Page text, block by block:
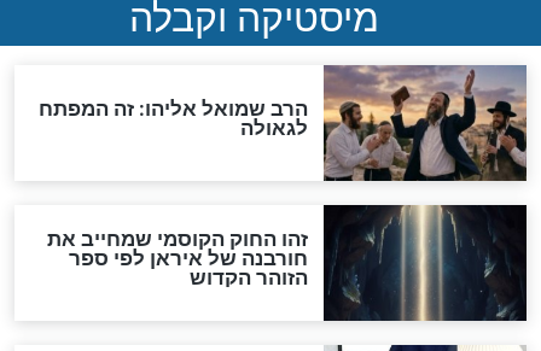
מה יהיה בימות המשיח?
"לפני הגאולה תהיה אפיקורסות